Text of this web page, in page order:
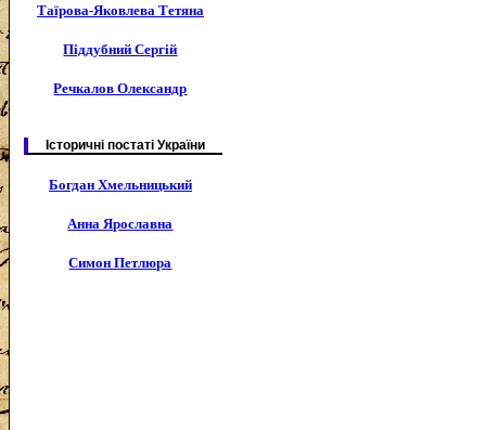
Таїрова-Яковлева Тетяна
Піддубний Сергій
Речкалов Олександр
Історичні постаті України
Богдан Хмельницький
Анна Ярославна
Симон Петлюра